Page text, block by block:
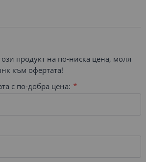
продукт на по-ниска цена, моля
към офертата!
с по-добра цена: